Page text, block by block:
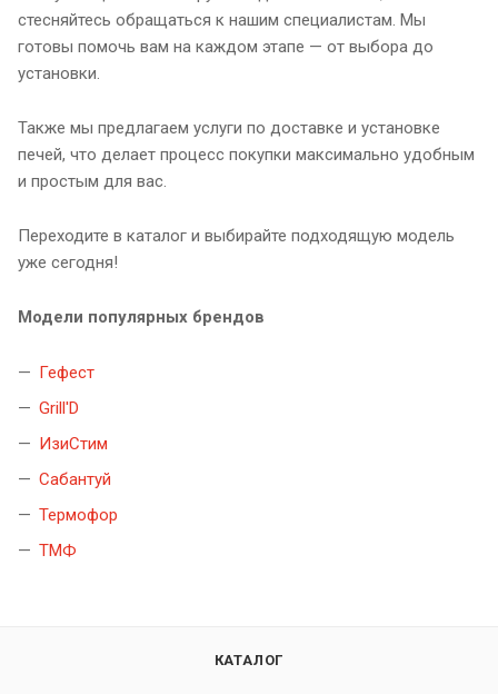
стесняйтесь обращаться к нашим специалистам. Мы
готовы помочь вам на каждом этапе — от выбора до
установки.
Также мы предлагаем услуги по доставке и установке
печей, что делает процесс покупки максимально удобным
и простым для вас.
Переходите в каталог и выбирайте подходящую модель
уже сегодня!
Модели популярных брендов
Гефест
Grill'D
ИзиСтим
Сабантуй
Термофор
ТМФ
КАТАЛОГ